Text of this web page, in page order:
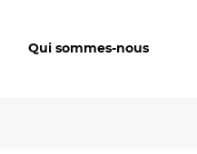
Qui sommes-nous